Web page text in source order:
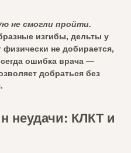
не смогли пройти.
изгибы, дельты у
не добирается,
ошибка врача —
добраться без
неудачи: КЛКТ и